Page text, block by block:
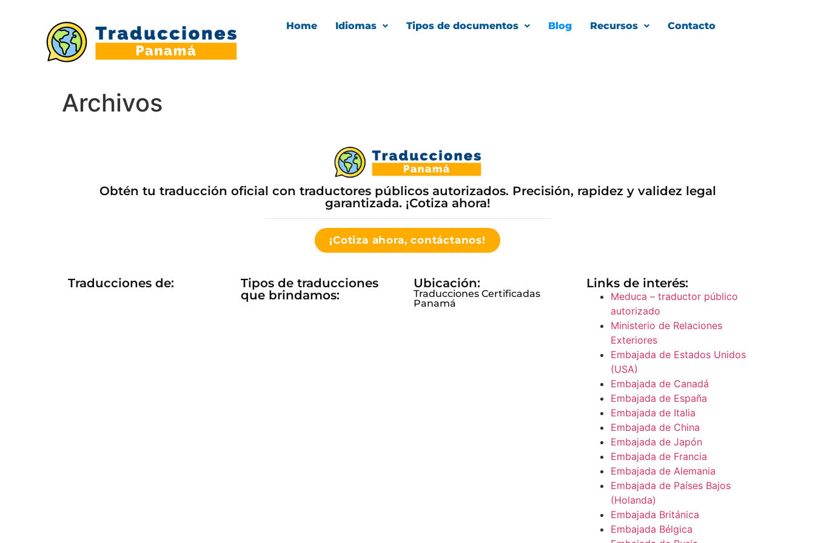
Home Idiomas Tipos de documentos Blog Recursos Contacto
Archivos
Obtén tu traducción oficial con traductores públicos autorizados. Precisión, rapidez y validez legal
garantizada. ¡Cotiza ahora!
¡Cotiza ahora, contáctanos!
Traducciones de:
Tipos de traducciones
que brindamos:
Ubicación:
Traducciones Certificadas
Panamá
Links de interés:
Meduca – traductor público
autorizado
Ministerio de Relaciones
Exteriores
Embajada de Estados Unidos
(USA)
Embajada de Canadá
Embajada de España
Embajada de Italia
Embajada de China
Embajada de Japón
Embajada de Francia
Embajada de Alemania
Embajada de Países Bajos
(Holanda)
Embajada Británica
Embajada Bélgica